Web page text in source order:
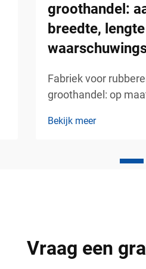
groothandel:
breedte,
Fabriek voor
groothandel: op
betrouwbare
commerciële
Bekijk meer
Vraag een